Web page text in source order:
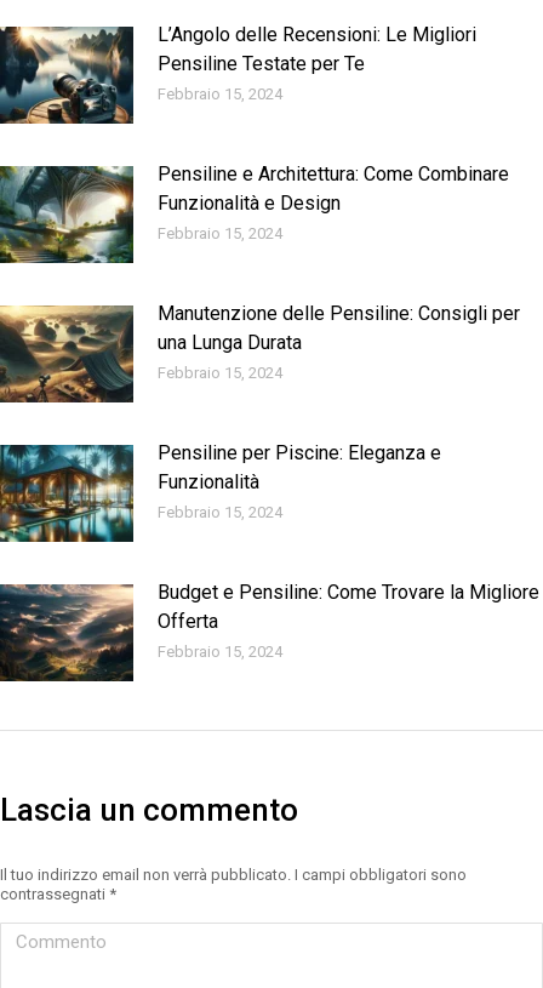
L’Angolo delle Recensioni: Le Migliori
Pensiline Testate per Te
Febbraio 15, 2024
Pensiline e Architettura: Come Combinare
Funzionalità e Design
Febbraio 15, 2024
Manutenzione delle Pensiline: Consigli per
una Lunga Durata
Febbraio 15, 2024
Pensiline per Piscine: Eleganza e
Funzionalità
Febbraio 15, 2024
Budget e Pensiline: Come Trovare la Migliore
Offerta
Febbraio 15, 2024
Lascia un commento
Il tuo indirizzo email non verrà pubblicato. I campi obbligatori sono
contrassegnati *
Commento